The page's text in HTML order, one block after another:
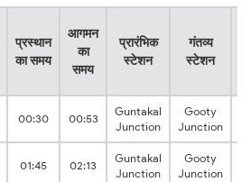
प्रस्थान
का समय
आगमन
का
समय
प्रारंभिक
स्टेशन
गंतव्य
स्टेशन
00:30 00:53
Guntakal
Junction
Gooty
Junction
01:45 02:13
Guntakal
Junction
Gooty
Junction